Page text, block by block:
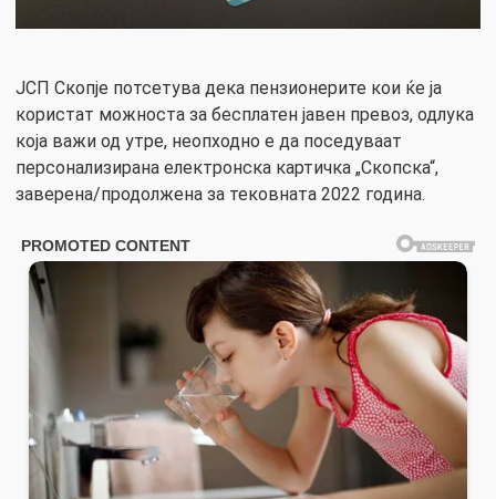
ЈСП Скопје потсетува дека пензионерите кои ќе ја
користат можноста за бесплатен јавен превоз, одлука
која важи од утре, неопходно е да поседуваат
персонализирана електронска картичка „Скопска“,
заверена/продолжена за тековната 2022 година.